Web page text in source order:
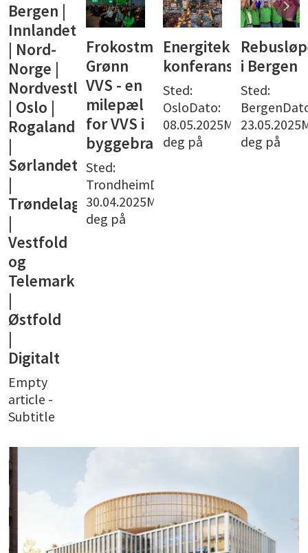
Bergen |
Innlandet
| Nord-
Norge |
Nordvestlandet
| Oslo |
Rogaland
|
Sørlandet
|
Trøndelag
|
Vestfold
og
Telemark
|
Østfold
|
Digitalt
Empty
article -
Subtitle
Frokostmøte:
Grønn
VVS - en
milepæl
for VVS i
byggebransjen
Sted:
TrondheimDato:
30.04.2025Meld
deg på
Energiteknisk
konferanse
Sted:
OsloDato:
08.05.2025Meld
deg på
i Bergen
Sted:
deg på